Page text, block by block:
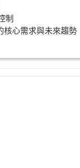
制
心需求與未來趨勢